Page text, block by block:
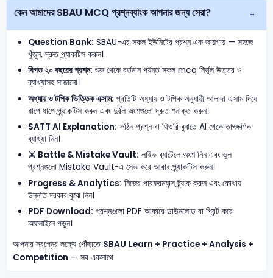
কেন আমাদের SBAU MCQ প্রশ্নব্যাংক আপনার জন্য সেরা?
Question Bank: SBAU-এর সকল ইউনিটের প্রশ্ন এক জায়গায় — সহজে
খুঁজুন, দ্রুত প্র্যাকটিস করুন।
বিগত ২০ বছরের প্রশ্ন: শুরু থেকে বর্তমান পর্যন্ত সকল mcq নির্ভুল উত্তর ও
ব্যাখ্যাসহ সাজানো।
অধ্যায় ও টপিক ভিত্তিক এক্সাম: প্রতিটি অধ্যায় ও টপিক অনুযায়ী আলাদা এক্সাম দিয়ে
ধাপে ধাপে প্র্যাকটিস করুন এবং দুর্বল অংশগুলো দ্রুত শনাক্ত করুন।
SATT AI Explanation: কঠিন প্রশ্ন বা থিওরি বুঝতে AI থেকে তাৎক্ষণিক
ব্যাখ্যা নিন।
⚔️ Battle & Mistake Vault: লাইভ ব্যাটেলে অংশ নিন এবং ভুল
প্রশ্নগুলো Mistake Vault-এ সেভ করে আবার প্র্যাকটিস করুন।
Progress & Analytics: নিজের পারফরম্যান্স ট্র্যাক করুন এবং কোথায়
উন্নতি দরকার বুঝে নিন।
PDF Download: প্রশ্নগুলো PDF আকারে ডাউনলোড বা প্রিন্ট করে
অফলাইনে পড়ুন।
আপনার স্বপ্নের লক্ষ্যে পৌঁছাতে SBAU Learn + Practice + Analysis +
Competition — সব একসাথে